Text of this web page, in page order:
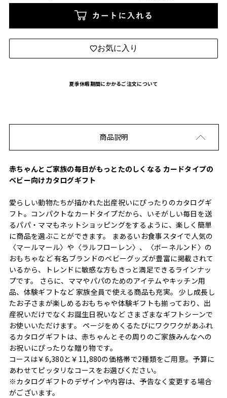
カートに入れる
お気に入り
夏季休暇期間にかかるご注文について
商品説明
赤ちゃんとご家族の毎日がもっとたのしくなる カードタイプの
ベビー向けカタログギフト
愛らしい動物たちが描かれた出産祝いにぴったりのカタログギ
フト。コンパクトなカードタイプだから、いそがしい毎日を送
るパパ・ママもネットショッピングをするように、楽しく簡単
に商品を選ぶことができます。 まあるいお食事スタイで人気の
〈マールマール〉や〈ラルフローレン〉、〈ボーネルンド〉の
おもちゃなど 有名ブランドのベビーグッズが豊富に掲載されて
いるから、トレンドに敏感な方もきっと満足できるラインナッ
プです。 さらに、ママやパパのためのアイテムやキッチン用
品、体験ギフトなど 家族全員で使える商品も充実。 少し成長し
たお子さまが楽しめるおもちゃや体験ギフトも揃っており、出
産祝いだけでなくお誕生日祝いなど さまざまなギフトシーンで
お使いいただけます。 ページをめくるたびにワクワクがあふれ
るカタログギフトは、赤ちゃんとその周りのご家族みんなへの
お祝いにぴったりな贈り物です。
コースは￥6,380と￥11,880の価格帯で2種類をご用意。予算に
あわせてピッタリなコースをお選びください。
※カタログギフトのデザインや内容は、予告なく変更する場合
がございます。